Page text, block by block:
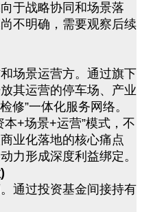
于战略协同和场景落
不明确，需要观察后续
场景运营方。通过旗下
其运营的停车场、产业
修”一体化服务网络。
+场景+运营”模式，不
业化落地的核心痛点
力形成深度利益绑定。
通过投资基金间接持有